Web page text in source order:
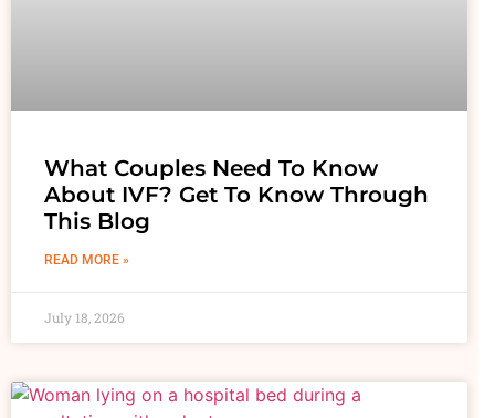
What Couples Need To Know
About IVF? Get To Know Through
This Blog
READ MORE »
July 18, 2026